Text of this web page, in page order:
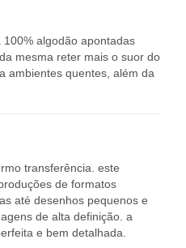
algodão apontadas
mesma reter mais o suor do
ambientes quentes, além da
transferência. este
de formatos
até desenhos pequenos e
de alta definição. a
e bem detalhada.